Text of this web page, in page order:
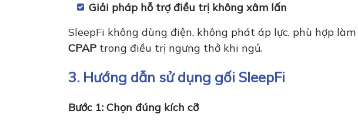
Giải pháp hỗ trợ điều trị không xâm lấn
SleepFi không dùng điện, không phát áp lực, phù hợp làm
CPAPtrong điều trị ngưng thở khi ngủ.
3. Hướng dẫn sử dụng gối SleepFi
Bước 1: Chọn đúng kích cỡ